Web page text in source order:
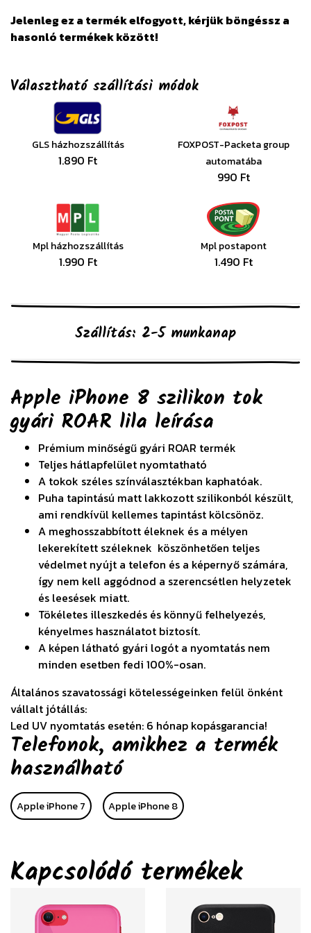
Jelenleg ez a termék elfogyott, kérjük böngéssz a
hasonló termékek között!
Választható szállítási módok
GLS házhozszállítás
1.890 Ft
FOXPOST-Packeta group
automatába
990 Ft
Mpl házhozszállítás
1.990 Ft
Mpl postapont
1.490 Ft
Szállítás: 2-5 munkanap
Apple iPhone 8 szilikon tok
gyári ROAR lila leírása
Prémium minőségű gyári ROAR termék
Teljes hátlapfelület nyomtatható
A tokok széles színválasztékban kaphatóak.
Puha tapintású matt lakkozott szilikonból készült,
ami rendkívül kellemes tapintást kölcsönöz.
A meghosszabbított éleknek és a mélyen
lekerekített széleknek köszönhetően teljes
védelmet nyújt a telefon és a képernyő számára,
így nem kell aggódnod a szerencsétlen helyzetek
és leesések miatt.
Tökéletes illeszkedés és könnyű felhelyezés,
kényelmes használatot biztosít.
A képen látható gyári logót a nyomtatás nem
minden esetben fedi 100%-osan.
Általános szavatossági kötelességeinken felül önként
vállalt jótállás:
Led UV nyomtatás esetén: 6 hónap kopásgarancia!
Telefonok, amikhez a termék
használható
Apple iPhone 7 Apple iPhone 8
Kapcsolódó termékek